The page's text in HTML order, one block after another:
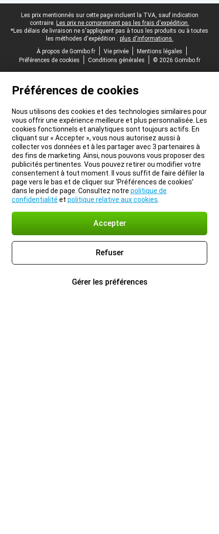
Pied-de-page légal
Les prix mentionnés sur cette page incluent la TVA, sauf indication
contraire. Les prix ne comprennent pas les frais d'expédition.
*Les délais de livraison ne s'appliquent pas à tous les produits ou à toutes
les méthodes d'expédition : plus d'informations.
À propos de Gomibo.fr
Vie privée
Mentions légales
Préférences de cookies
Conditions générales © 2026 Gomibo.fr
Préférences de cookies
Nous utilisons des cookies et des technologies similaires pour
vous offrir une expérience meilleure et plus personnalisée. Les
cookies fonctionnels et analytiques sont toujours actifs. En
cliquant sur « Accepter », vous nous autorisez aussi à
collecter vos données et à les partager avec 3 partenaires à
des fins de marketing. Ainsi, nous pouvons vous proposer des
publicités pertinentes. Vous pouvez retirer ou modifier votre
consentement à tout moment. Il vous suffit de faire défiler la
page vers le bas et de cliquer sur ‘Préférences de cookies’
dans le pied de page. Consultez notre politique de
confidentialité et politique relative aux cookies
Accepter
Refuser
Gérer les préférences